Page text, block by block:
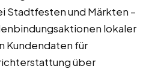
Stadtfesten und Märkten –
lokaler
Kundendaten für
über